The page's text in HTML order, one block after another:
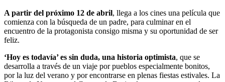
A partir del próximo 12 de abril, llega a los cines una película que
comienza con la búsqueda de un padre, para culminar en el
encuentro de la protagonista consigo misma y su oportunidad de ser
feliz.
‘Hoy es todavía’ es sin duda, una historia optimista, que se
desarrolla a través de un viaje por pueblos especialmente bonitos,
por la luz del verano y por encontrarse en plenas fiestas estivales. La